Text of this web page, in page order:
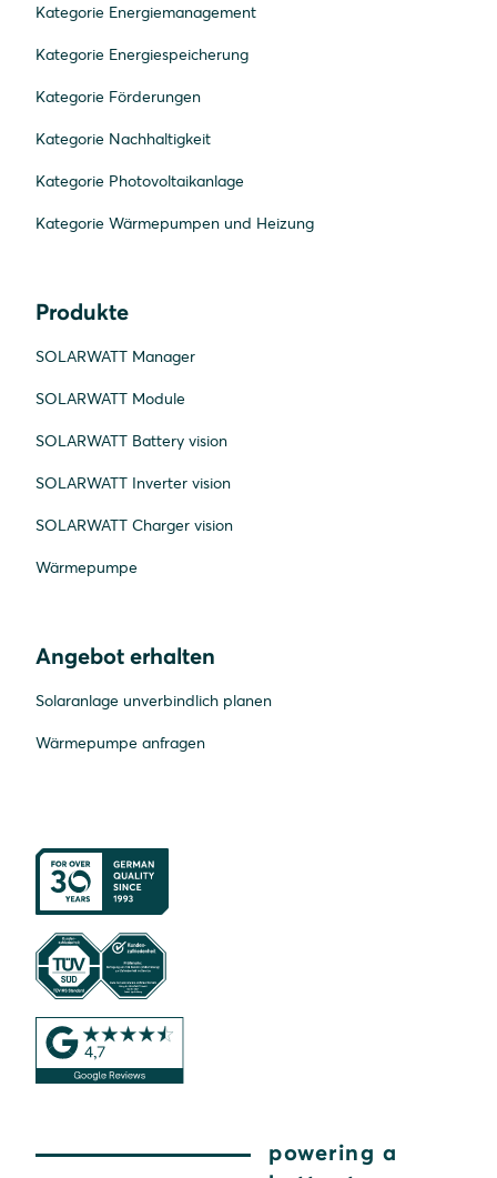
Kategorie Energiemanagement
Kategorie Energiespeicherung
Kategorie Förderungen
Kategorie Nachhaltigkeit
Kategorie Photovoltaikanlage
Kategorie Wärmepumpen und Heizung
Produkte
SOLARWATT Manager
SOLARWATT Module
SOLARWATT Battery vision
SOLARWATT Inverter vision
SOLARWATT Charger vision
Wärmepumpe
Angebot erhalten
Solaranlage unverbindlich planen
Wärmepumpe anfragen
powering a